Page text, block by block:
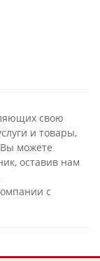
свою
и товары,
можете
оставив нам
с